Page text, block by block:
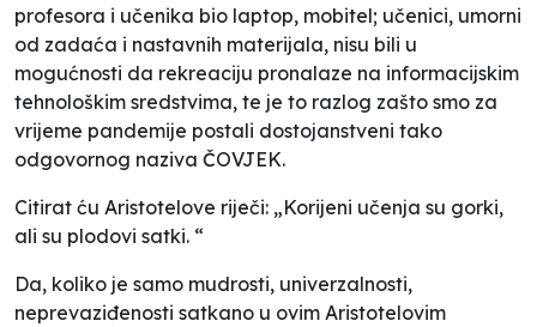
profesora i učenika bio laptop, mobitel; učenici, umorni
od zadaća i nastavnih materijala, nisu bili u
mogućnosti da rekreaciju pronalaze na informacijskim
tehnološkim sredstvima, te je to razlog zašto smo za
vrijeme pandemije postali dostojanstveni tako
odgovornog naziva ČOVJEK.
Citirat ću Aristotelove riječi: „Korijeni učenja su gorki,
ali su plodovi satki. “
Da, koliko je samo mudrosti, univerzalnosti,
neprevaziđenosti satkano u ovim Aristotelovim